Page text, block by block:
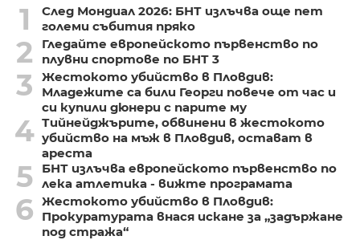
1
След Мондиал 2026: БНТ излъчва още пет
големи събития пряко
2
Гледайте европейското първенство по
плувни спортове по БНТ 3
3
Жестокото убийство в Пловдив:
Младежите са били Георги повече от час и
си купили дюнери с парите му
4 Тийнейджърите, обвинени в жестокото
убийство на мъж в Пловдив, остават в
ареста
5
БНТ излъчва европейското първенство по
лека атлетика - вижте програмата
6 Жестокото убийство в Пловдив:
Прокуратурата внася искане за „задържане
под стража“